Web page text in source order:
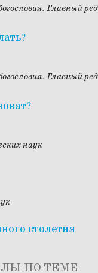
Главный
Главный
наук
столетия
ПО ТЕМЕ